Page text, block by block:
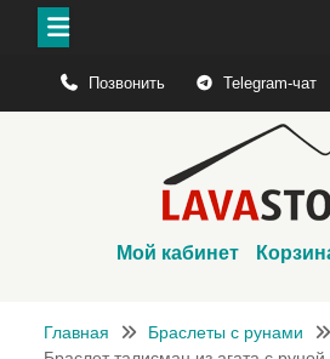
содержимому
Позвонить Telegram-чат
Мой кабинет
Главная
Браслеты с рунами